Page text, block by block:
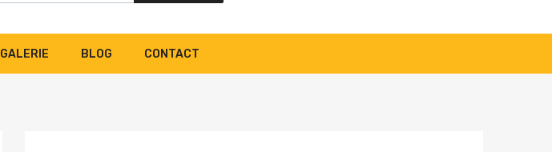
GALERIE BLOG CONTACT